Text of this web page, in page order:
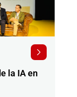
la IA en